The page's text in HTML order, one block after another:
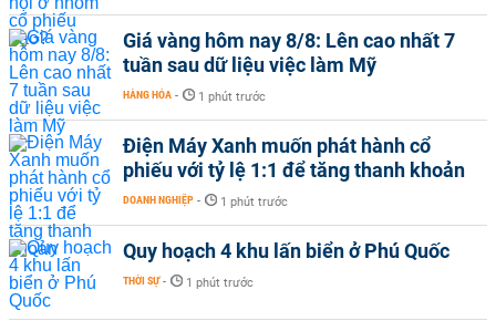
Giá vàng hôm nay 8/8: Lên cao nhất 7
tuần sau dữ liệu việc làm Mỹ
HÀNG HÓA - 1 phút trước
Điện Máy Xanh muốn phát hành cổ
phiếu với tỷ lệ 1:1 để tăng thanh khoản
DOANH NGHIỆP - 1 phút trước
Quy hoạch 4 khu lấn biển ở Phú Quốc
THỜI SỰ - 1 phút trước